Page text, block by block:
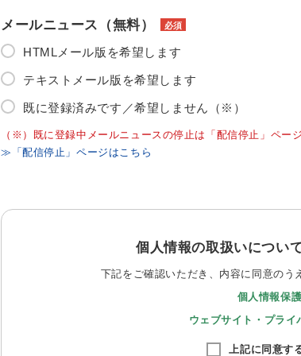
メールニュース（無料） 必須
HTMLメール版を希望します
テキストメール版を希望します
既に登録済みです／希望しません（※）
（※）既に登録中メールニュースの停止は「配信停止」ペー
≫「配信停止」ページはこちら
個人情報の取扱いについ
下記をご確認いただき、内容に同意のう
個人情報保
ウェブサイト・プライ
上記に同意す